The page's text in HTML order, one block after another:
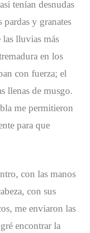
tenían desnudas
pardas y granates
lluvias más
en los
con fuerza; el
llenas de musgo.
me permitieron
para que
con las manos
con sus
me enviaron las
encontrar la